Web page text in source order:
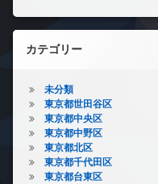
カテゴリー
未分類
東京都世田谷区
東京都中央区
東京都中野区
東京都北区
東京都千代田区
東京都台東区